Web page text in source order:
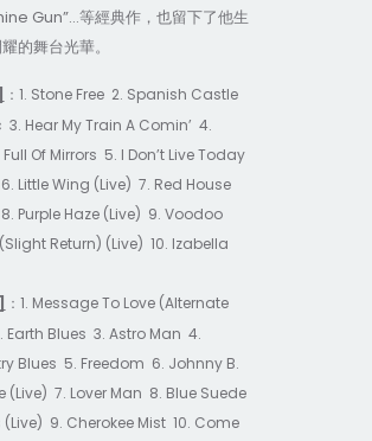
Gun”…等經典作，也留下了他生
的舞台光華。
： 1. Stone Free 2. Spanish Castle
3. Hear My Train A Comin’ 4.
Of Mirrors 5. I Don’t Live Today
6. Little Wing (Live) 7. Red House
8. Purple Haze (Live) 9. Voodoo
Return) (Live) 10. Izabella
： 1. Message To Love (Alternate
Earth Blues 3. Astro Man 4.
Blues 5. Freedom 6. Johnny B.
(Live) 7. Lover Man 8. Blue Suede
(Live) 9. Cherokee Mist 10. Come